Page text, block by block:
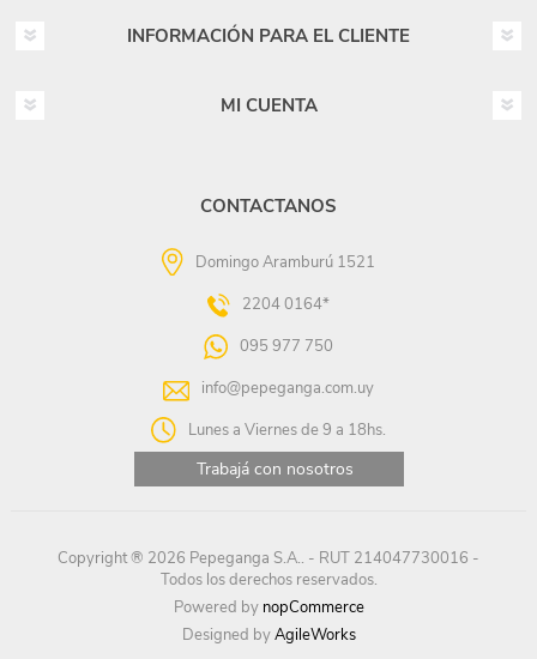
INFORMACIÓN PARA EL CLIENTE
MI CUENTA
CONTACTANOS
Domingo Aramburú 1521
2204 0164*
095 977 750
info@pepeganga.com.uy
Lunes a Viernes de 9 a 18hs.
Trabajá con nosotros
Copyright ® 2026 Pepeganga S.A.. - RUT 214047730016 -
Todos los derechos reservados.
Powered by nopCommerce
Designed byAgileWorks